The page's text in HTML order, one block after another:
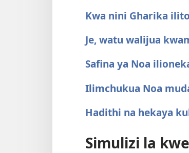
Kwa nini Gharika
Je, watu walijua
Safina ya Noa
Ilimchukua Noa
Hadithi na hekaya
Simulizi la